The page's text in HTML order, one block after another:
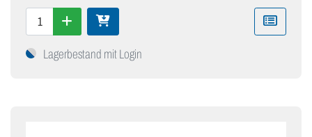
Lagerbestand mit Login